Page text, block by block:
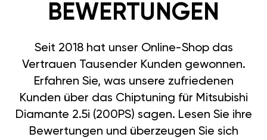
BEWERTUNGEN
Seit 2018 hat unser Online-Shop das
Vertrauen Tausender Kunden gewonnen.
Erfahren Sie, was unsere zufriedenen
Kunden über das Chiptuning für Mitsubishi
Diamante 2.5i (200PS) sagen. Lesen Sie ihre
Bewertungen und überzeugen Sie sich